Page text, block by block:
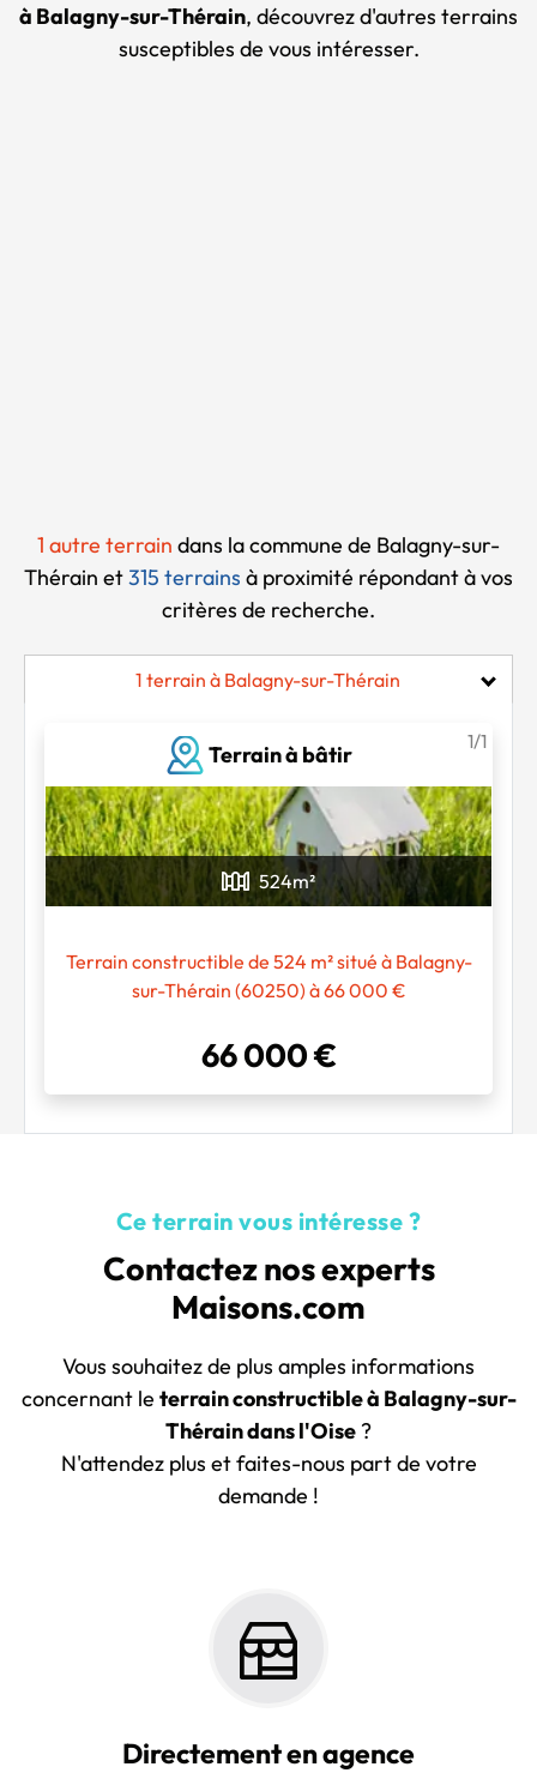
à Balagny-sur-Thérain, découvrez d'autres terrains
susceptibles de vous intéresser.
1 autre terrain dans la commune de Balagny-sur-
Thérain et315 terrains à proximité répondant à vos
critères de recherche.
Chargement...
1 terrain à Balagny-sur-Thérain
Terrain à bâtir
1/1
524m²
Terrain constructible de 524 m² situé à Balagny-
sur-Thérain (60250) à 66 000 €
66 000 €
Ce terrain vous intéresse ?
Contactez nos experts
Maisons.com
Vous souhaitez de plus amples informations
concernant le terrain constructible à Balagny-sur-
Thérain dans l'Oise ?
N'attendez plus et faites-nous part de votre
demande !
Directement en agence